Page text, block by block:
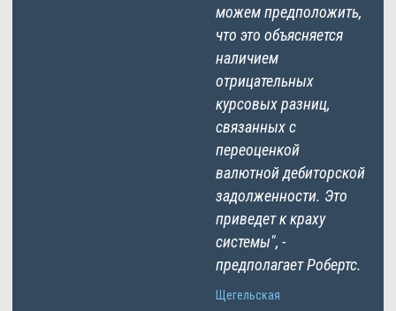
можем предположить,
что это объясняется
наличием
отрицательных
курсовых разниц,
связанных с
переоценкой
валютной дебиторской
задолженности. Это
приведет к краху
системы", -
предполагает Робертс.
Щегельская